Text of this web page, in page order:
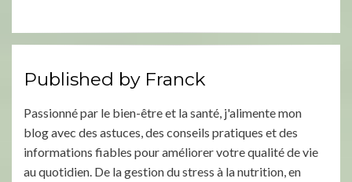
Published by Franck
Passionné par le bien-être et la santé, j'alimente mon
blog avec des astuces, des conseils pratiques et des
informations fiables pour améliorer votre qualité de vie
au quotidien. De la gestion du stress à la nutrition, en